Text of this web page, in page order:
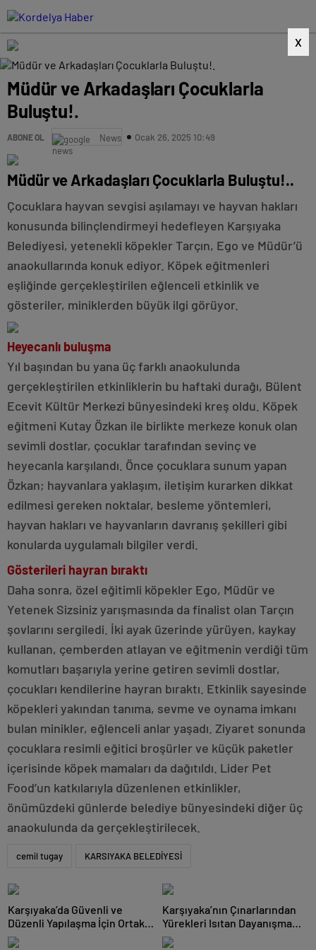
X
Müdür ve Arkadaşları Çocuklarla
Buluştu!.
ABONE OL News Ocak 26, 2025 10:49
Müdür ve Arkadaşları Çocuklarla Buluştu!..
Çocuklara hayvan sevgisi aşılamayı ve hayvan hakları
konusunda bilinçlendirmeyi hedefleyen Karşıyaka
Belediyesi, yetenekli köpekler Tarçın, Ego ve Müdür’ü
anaokullarında konuk ediyor. Köpek eğitmenleri
eşliğinde gerçekleştirilen eğlenceli etkinlik ve
gösteriler, miniklerden büyük ilgi görüyor.
Heyecanlı buluşma
Yıl başından bu yana üç farklı anaokulunda
gerçekleştirilen etkinliklerin bu haftaki durağı, Bülent
Ecevit Kültür Merkezi bünyesindeki kreş oldu. Köpek
eğitmeni Kutay Özkan ile birlikte merkeze konuk olan
sevimli dostlar, çocuklar tarafından sevinç ve
heyecanla karşılandı. Önce çocuklara sunum yapan
Özkan; hayvanlara yaklaşım, iletişim kurarken dikkat
edilmesi gereken noktalar, besleme yöntemleri,
hayvan hakları ve hayvanların davranış şekilleri gibi
konularda uygulamalı bilgiler verdi.
Gösterileri hayran bıraktı
Daha sonra, özel eğitimli köpekler Ego, Müdür ve
Yetenek Sizsiniz yarışmasında da finalist olan Tarçın
şovlarını sergiledi. İki ayak üzerinde yürüyen, kaykay
kullanan, çemberden atlayan ve eğitmenin verdiği tüm
komutları başarıyla yerine getiren sevimli dostlar,
çocukları kendilerine hayran bıraktı. Etkinlik sayesinde
köpekleri yakından tanıma, sevme ve oynama imkanı
bulan minikler, eğlenceli anlar yaşadı. Ziyaret sonunda
çocuklara resimli eğitici broşürler ve küçük paketler
içerisinde köpek mamaları da dağıtıldı. Lider Pet
Food’un katkılarıyla düzenlenen etkinlikler,
önümüzdeki günlerde belediye bünyesindeki diğer üç
anaokulunda da gerçekleştirilecek.
cemil tugay KARSIYAKA BELEDİYESİ
Karşıyaka’da Güvenli ve
Düzenli Yapılaşma İçin Ortak
Akıl Buluşması!
Karşıyaka’nın Çınarlarından
Yürekleri Isıtan Dayanışma
Örneği!